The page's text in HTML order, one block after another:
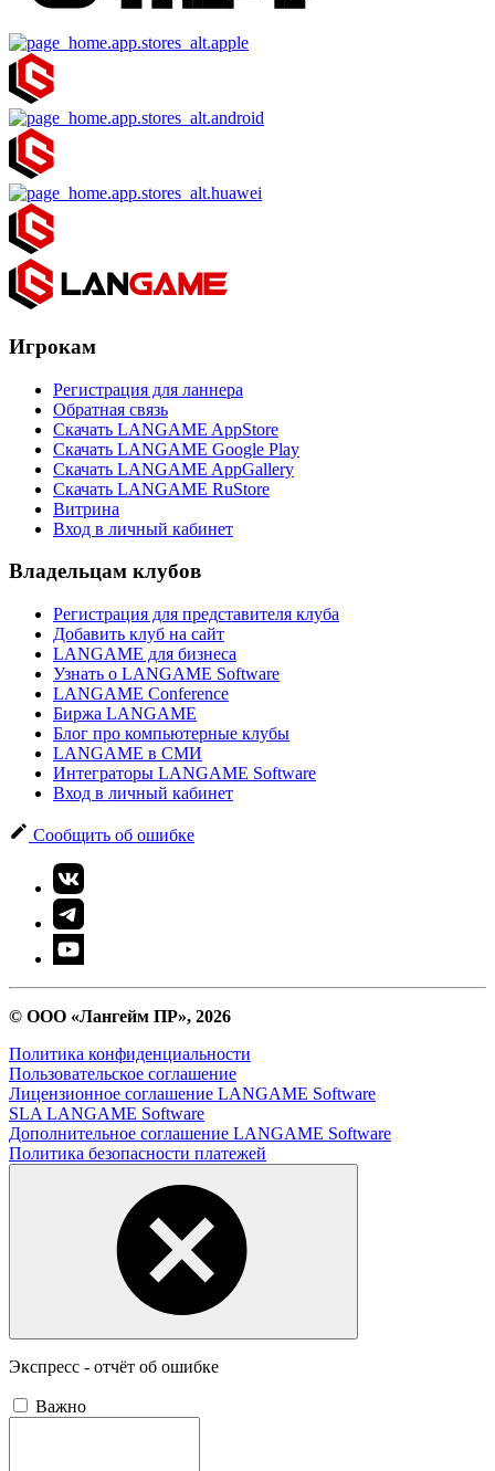
Игрокам
Регистрация для ланнера
Обратная связь
Скачать LANGAME AppStore
Скачать LANGAME Google Play
Скачать LANGAME AppGallery
Скачать LANGAME RuStore
Витрина
Вход в личный кабинет
Владельцам клубов
Регистрация для представителя клуба
Добавить клуб на сайт
LANGAME для бизнеса
Узнать о LANGAME Software
LANGAME Conference
Биржа LANGAME
Блог про компьютерные клубы
LANGAME в СМИ
Интеграторы LANGAME Software
Вход в личный кабинет
Сообщить об ошибке
© ООО «Лангейм ПР», 2026
Политика конфиденциальности
Пользовательское соглашение
Лицензионное соглашение LANGAME Software
SLA LANGAME Software
Дополнительное соглашение LANGAME Software
Политика безопасности платежей
Экспресс - отчёт об ошибке
Важно